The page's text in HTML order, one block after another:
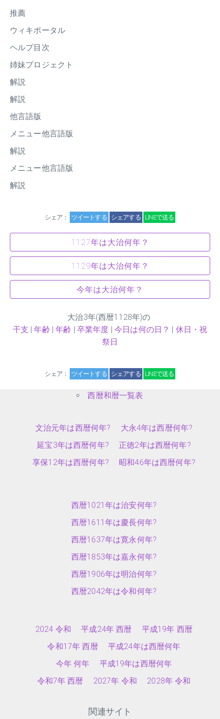
推薦
ウィキポータル
ヘルプ目次
姉妹プロジェクト
解説
解説
他言語版
メニュー他言語版
解説
メニュー他言語版
解説
シェア： ツイートする シェアする LINEで送る
1127年は大治何年？
1129年は大治何年？
今年は大治何年？
大治3年(西暦1128年)の
干支 |年齢 |年齢 |卒業年度 |今日は何の日？ | 休日・祝
祭日
シェア： ツイートする シェアする LINEで送る
西暦和暦一覧表
文治元年は西暦何年?
大永4年は西暦何年?
延宝3年は西暦何年?
正徳2年は西暦何年?
享保12年は西暦何年?
昭和46年は西暦何年?
西暦1021年は治安何年?
西暦1611年は慶長何年?
西暦1637年は寛永何年?
西暦1853年は嘉永何年?
西暦1906年は明治何年?
西暦2042年は令和何年?
2024 令和 平成24年 西暦
平成19年 西暦
令和17年 西暦
平成24年は西暦何年
今年 何年
平成19年は西暦何年
令和7年 西暦
2027年 令和 2028年 令和
関連サイト